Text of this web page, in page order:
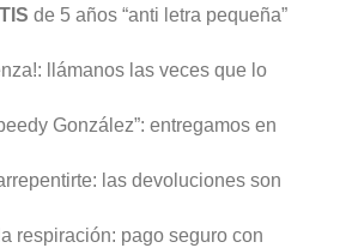
de 5 años “anti letra pequeña”
llámanos las veces que lo
González”: entregamos en
las devoluciones son
respiración: pago seguro con